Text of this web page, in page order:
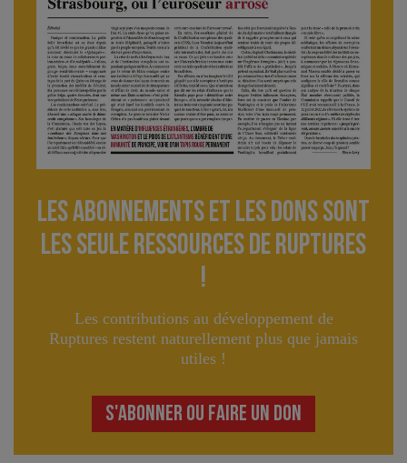
Les abonnements et les dons sont
lES seule ressourceS de Ruptures
!
Les contributions au développement de
Ruptures restent naturellement plus que jamais
utiles !
S'ABONNER OU FAIRE UN DON